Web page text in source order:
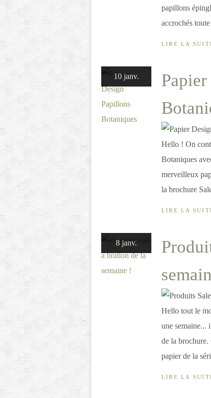
papillons
accrochés
LIRE LA
10 janv.
Hello ! On
Botaniques
merveilleux
la brochure
LIRE LA
8 janv.
Hello tout le
une semaine...
de la brochure.
papier de la
LIRE LA